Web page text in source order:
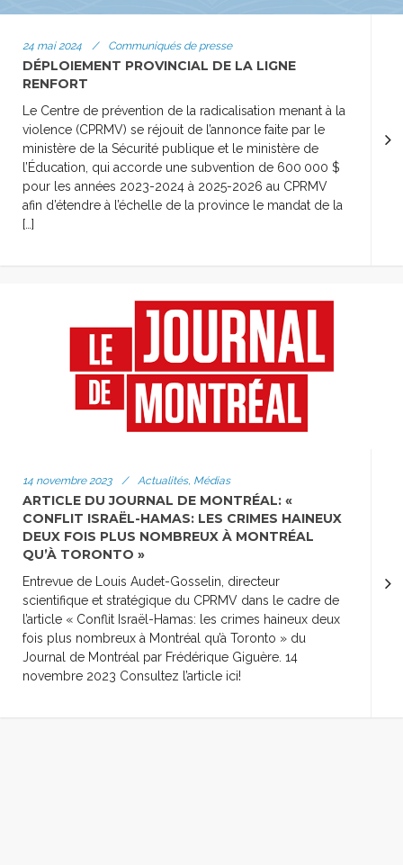
24 mai 2024 / Communiqués de presse
DÉPLOIEMENT PROVINCIAL DE LA LIGNE
RENFORT
Le Centre de prévention de la radicalisation menant à la
violence (CPRMV) se réjouit de l’annonce faite par le
ministère de la Sécurité publique et le ministère de
l’Éducation, qui accorde une subvention de 600 000 $
pour les années 2023-2024 à 2025-2026 au CPRMV
afin d’étendre à l’échelle de la province le mandat de la
[…]
14 novembre 2023 / Actualités, Médias
ARTICLE DU JOURNAL DE MONTRÉAL: «
CONFLIT ISRAËL-HAMAS: LES CRIMES HAINEUX
DEUX FOIS PLUS NOMBREUX À MONTRÉAL
QU’À TORONTO »
Entrevue de Louis Audet-Gosselin, directeur
scientifique et stratégique du CPRMV dans le cadre de
l’article « Conflit Israël-Hamas: les crimes haineux deux
fois plus nombreux à Montréal qu’à Toronto » du
Journal de Montréal par Frédérique Giguère. 14
novembre 2023 Consultez l’article ici!